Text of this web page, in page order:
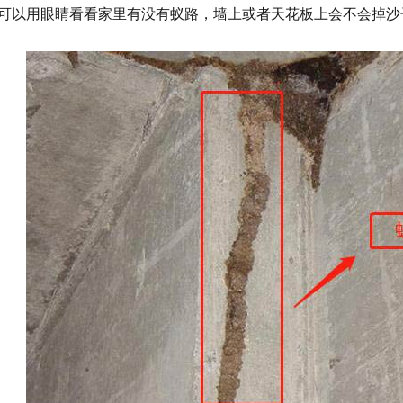
以用眼睛看看家里有没有蚁路，墙上或者天花板上会不会掉